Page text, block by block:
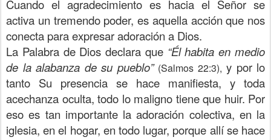
Cuando el agradecimiento es hacia el Señor se
activa un tremendo poder, es aquella acción que nos
conecta para expresar adoración a Dios.
La Palabra de Dios declara que “Él habita en medio
de la alabanza de su pueblo” (Salmos 22:3), y por lo
tanto Su presencia se hace manifiesta, y toda
acechanza oculta, todo lo maligno tiene que huir. Por
eso es tan importante la adoración colectiva, en la
iglesia, en el hogar, en todo lugar, porque allí se hace